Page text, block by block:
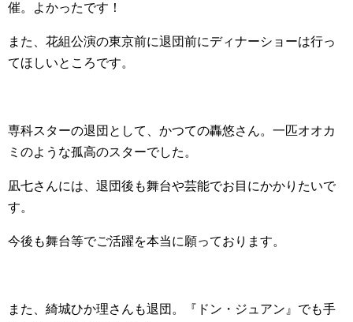
催。よかったです！
また、花組公演の東京前に退団前にディナーショーは行っ
てほしいところです。
専科スターの退団として、かつての轟悠さん。一匹オオカ
ミのような孤高のスターでした。
凪七さんには、退団後も舞台や芸能でお目にかかりたいで
す。
今後も舞台等でご活躍を本当に願っております。
また、綺城ひか理さんも退団。『ドン・ジュアン』でも手